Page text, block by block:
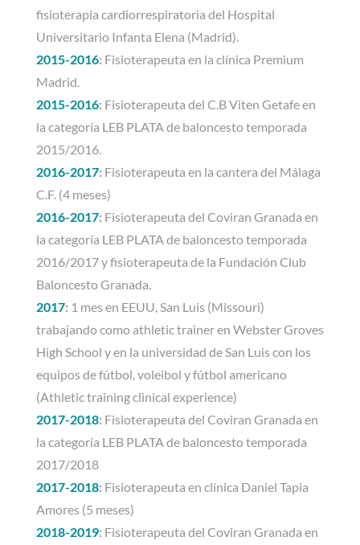
fisioterapia cardiorrespiratoria del Hospital
Universitario Infanta Elena (Madrid).
2015-2016: Fisioterapeuta en la clínica Premium
Madrid.
2015-2016: Fisioterapeuta del C.B Viten Getafe en
la categoría LEB PLATA de baloncesto temporada
2015/2016.
2016-2017: Fisioterapeuta en la cantera del Málaga
C.F. (4 meses)
2016-2017: Fisioterapeuta del Coviran Granada en
la categoría LEB PLATA de baloncesto temporada
2016/2017 y fisioterapeuta de la Fundación Club
Baloncesto Granada.
2017: 1 mes en EEUU, San Luis (Missouri)
trabajando como athletic trainer en Webster Groves
High School y en la universidad de San Luis con los
equipos de fútbol, voleibol y fútbol americano
(Athletic training clinical experience)
2017-2018: Fisioterapeuta del Coviran Granada en
la categoría LEB PLATA de baloncesto temporada
2017/2018
2017-2018: Fisioterapeuta en clínica Daniel Tapia
Amores (5 meses)
2018-2019: Fisioterapeuta del Coviran Granada en